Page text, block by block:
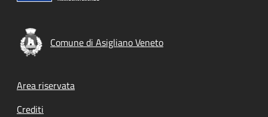
Comune di Asigliano Veneto
Footer menu
Area riservata
Crediti